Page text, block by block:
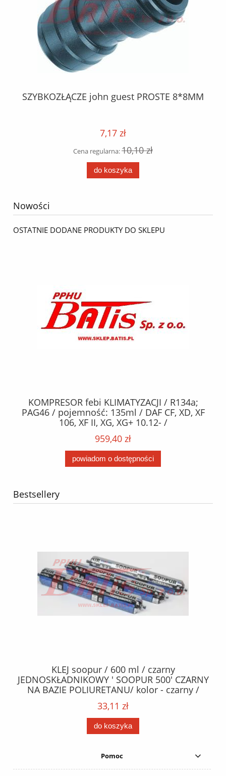
SZYBKOZŁĄCZE john guest PROSTE 8*8MM
7,17 zł
Cena regularna:10,10 zł
do koszyka
Nowości
OSTATNIE DODANE PRODUKTY DO SKLEPU
KOMPRESOR febi KLIMATYZACJI / R134a;
PAG46 / pojemność: 135ml / DAF CF, XD, XF
106, XF II, XG, XG+ 10.12- /
959,40 zł
powiadom o dostępności
Bestsellery
KLEJ soopur / 600 ml / czarny
JEDNOSKŁADNIKOWY ' SOOPUR 500' CZARNY
NA BAZIE POLIURETANU/ kolor - czarny /
karton 20 szt. / pistolet do kleju 307730 /
33,11 zł
do koszyka
Pomoc